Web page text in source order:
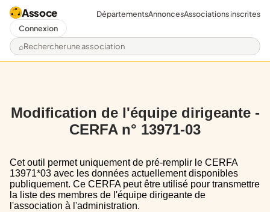
Assoce
Rechercher une association
DépartementsAnnoncesAssociations inscrites
Connexion
Modification de l'équipe dirigeante -
CERFA n° 13971-03
Cet outil permet uniquement de pré-remplir le CERFA
13971*03 avec les données actuellement disponibles
publiquement. Ce CERFA peut être utilisé pour transmettre
la liste des membres de l'équipe dirigeante de
l'association à l'administration.